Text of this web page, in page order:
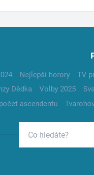
Nejlepší horory TV
Dědka Volby 2025
ascendentu